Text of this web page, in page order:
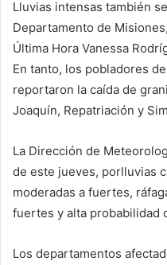
Lluvias intensas también
Departamento de
Última Hora Vanessa
En tanto, los pobladores
reportaron la caída de
Joaquín, Repatriación y
La Dirección de
de este jueves, porlluvias
moderadas a fuertes,
fuertes y alta probabilidad
Los departamentos